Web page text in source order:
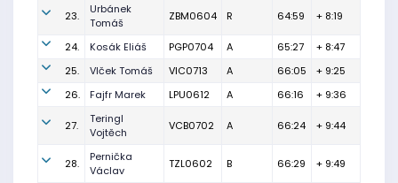
23.
Urbánek
Tomáš
ZBM0604 R 64:59 + 8:19
24. Kosák Eliáš PGP0704 A 65:27
+ 8:47
25.
Vlček Tomáš VIC0713 A 66:05
+ 9:25
26.
Fajfr Marek LPU0612 A 66:16 + 9:36
27.
Teringl
Vojtěch
VCB0702 A 66:24 + 9:44
28.
Pernička
Václav
TZL0602 B 66:29 + 9:49